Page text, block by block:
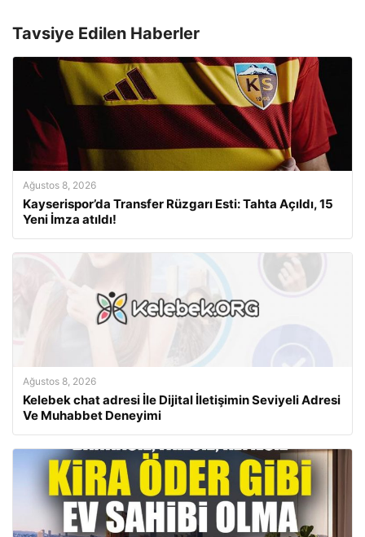
Tavsiye Edilen Haberler
Ağustos 8, 2026
Kayserispor’da Transfer Rüzgarı Esti: Tahta Açıldı, 15
Yeni İmza atıldı!
Ağustos 8, 2026
Kelebek chat adresi İle Dijital İletişimin Seviyeli Adresi
Ve Muhabbet Deneyimi